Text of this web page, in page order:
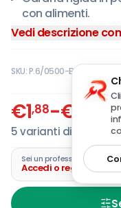
con alimenti.
Vedi descrizione
SKU:P.6/0500-BIM
€1,88-€
5varianti disponibili
Sei un professionista?
Accedi o registra la